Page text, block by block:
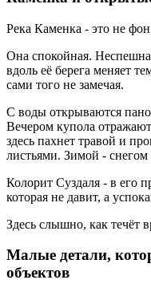
Река Каменка - это не
Она спокойная.
вдоль её берега меняет
сами того не замечая.
С воды открываются
Вечером купола
здесь пахнет травой и
листьями. Зимой -
Колорит Суздаля - в его
которая не давит, а
Здесь слышно, как течёт
Малые детали,
объектов